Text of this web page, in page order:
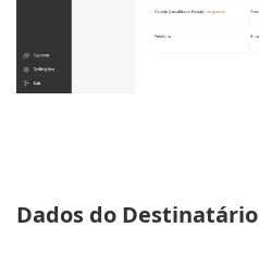
Dados do Destinatário